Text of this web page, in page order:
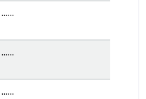
......
......
......